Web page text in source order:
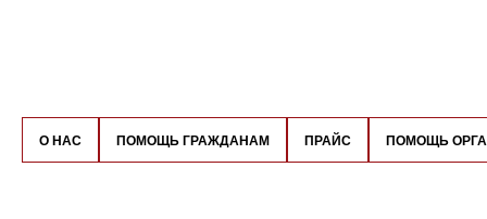
О НАС ПОМОЩЬ ГРАЖДАНАМ ПРАЙС ПОМОЩЬ